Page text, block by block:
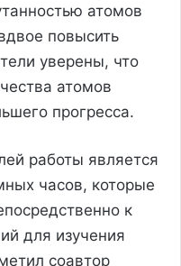
атомов
повысить
уверены, что
атомов
прогресса.
работы является
часов, которые
к
для изучения
соавтор